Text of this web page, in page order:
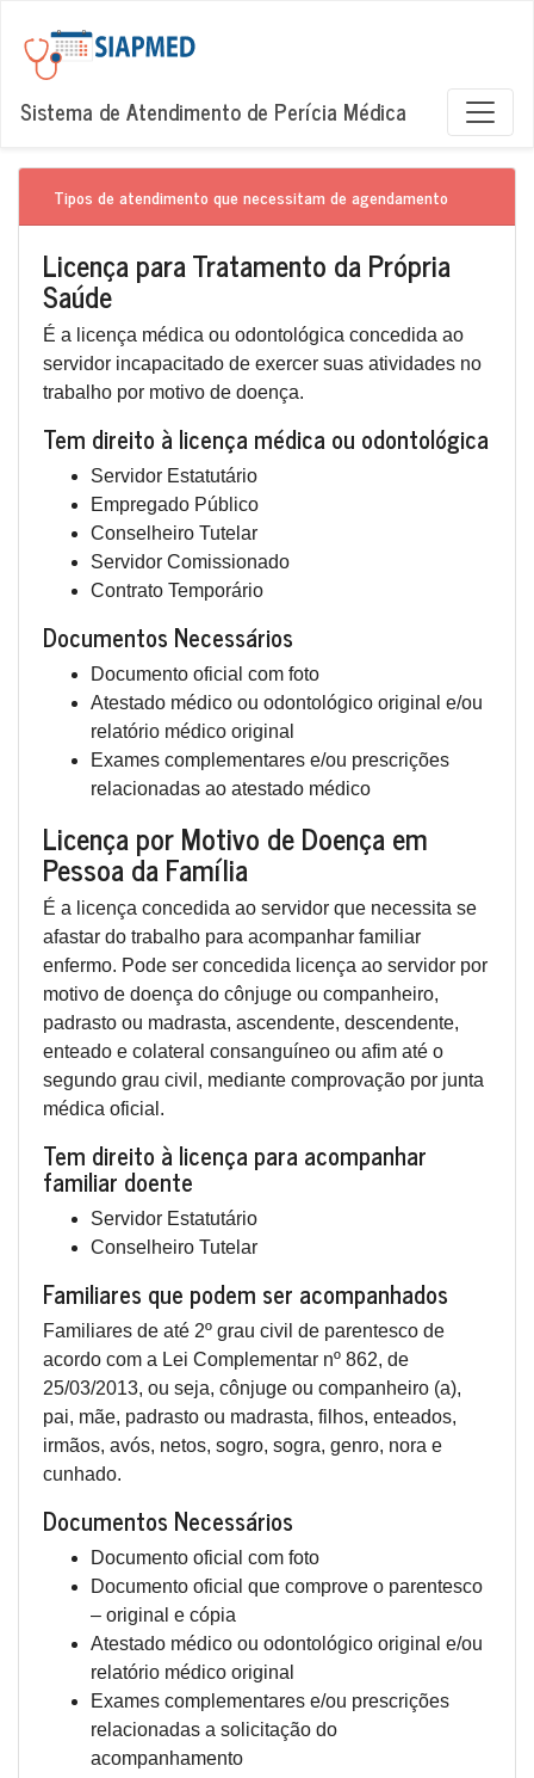
Sistema de Atendimento de Perícia Médica
Tipos de atendimento que necessitam de agendamento
Licença para Tratamento da Própria
Saúde
É a licença médica ou odontológica concedida ao
servidor incapacitado de exercer suas atividades no
trabalho por motivo de doença.
Tem direito à licença médica ou odontológica
Servidor Estatutário
Empregado Público
Conselheiro Tutelar
Servidor Comissionado
Contrato Temporário
Documentos Necessários
Documento oficial com foto
Atestado médico ou odontológico original e/ou
relatório médico original
Exames complementares e/ou prescrições
relacionadas ao atestado médico
Licença por Motivo de Doença em
Pessoa da Família
É a licença concedida ao servidor que necessita se
afastar do trabalho para acompanhar familiar
enfermo. Pode ser concedida licença ao servidor por
motivo de doença do cônjuge ou companheiro,
padrasto ou madrasta, ascendente, descendente,
enteado e colateral consanguíneo ou afim até o
segundo grau civil, mediante comprovação por junta
médica oficial.
Tem direito à licença para acompanhar
familiar doente
Servidor Estatutário
Conselheiro Tutelar
Familiares que podem ser acompanhados
Familiares de até 2º grau civil de parentesco de
acordo com a Lei Complementar nº 862, de
25/03/2013, ou seja, cônjuge ou companheiro (a),
pai, mãe, padrasto ou madrasta, filhos, enteados,
irmãos, avós, netos, sogro, sogra, genro, nora e
cunhado.
Documentos Necessários
Documento oficial com foto
Documento oficial que comprove o parentesco
– original e cópia
Atestado médico ou odontológico original e/ou
relatório médico original
Exames complementares e/ou prescrições
relacionadas a solicitação do
acompanhamento